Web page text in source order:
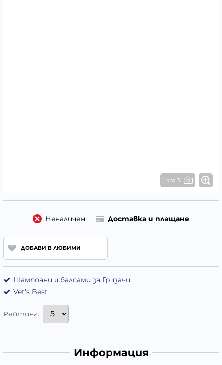
1 от 3
Неналичен Доставка и плащане
ДОБАВИ В ЛЮБИМИ
Шампоани и балсами за Гризачи
Vet’s Best
Рейтинг:
Информация